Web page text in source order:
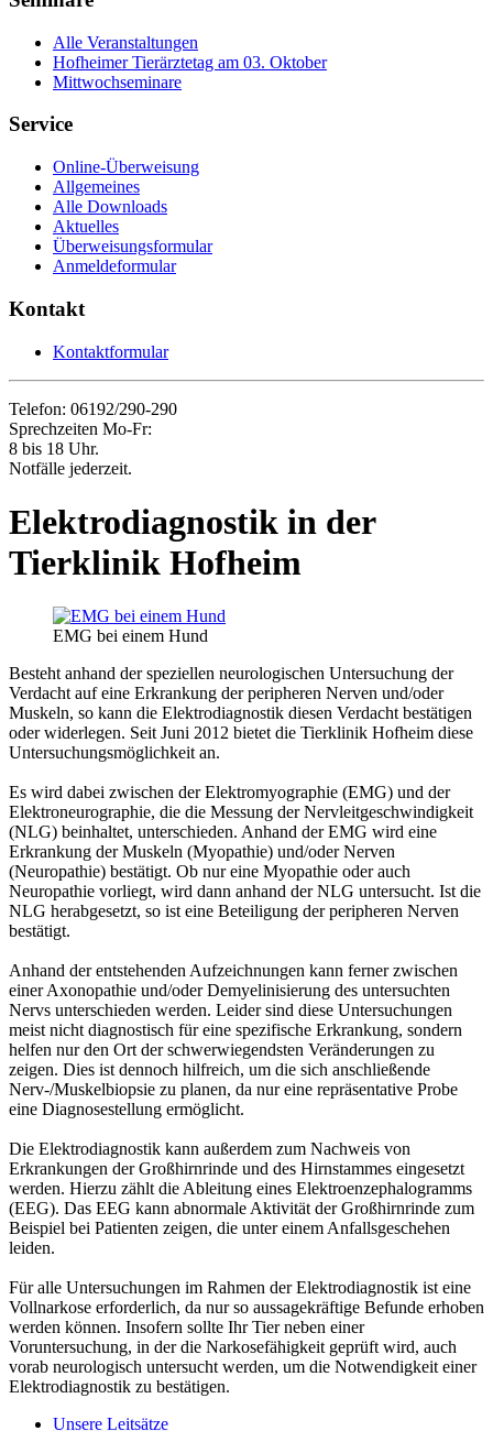
Alle Veranstaltungen
Hofheimer Tierärztetag am 03. Oktober
Mittwochseminare
Service
Online-Überweisung
Allgemeines
Alle Downloads
Aktuelles
Überweisungsformular
Anmeldeformular
Kontakt
Kontaktformular
Telefon: 06192/290-290
Sprechzeiten Mo-Fr:
8 bis 18 Uhr.
Notfälle jederzeit.
Elektrodiagnostik in der
Tierklinik Hofheim
EMG bei einem Hund
Besteht anhand der speziellen neurologischen Untersuchung der
Verdacht auf eine Erkrankung der peripheren Nerven und/oder
Muskeln, so kann die Elektrodiagnostik diesen Verdacht bestätigen
oder widerlegen. Seit Juni 2012 bietet die Tierklinik Hofheim diese
Untersuchungsmöglichkeit an.
Es wird dabei zwischen der Elektromyographie (EMG) und der
Elektroneurographie, die die Messung der Nervleitgeschwindigkeit
(NLG) beinhaltet, unterschieden. Anhand der EMG wird eine
Erkrankung der Muskeln (Myopathie) und/oder Nerven
(Neuropathie) bestätigt. Ob nur eine Myopathie oder auch
Neuropathie vorliegt, wird dann anhand der NLG untersucht. Ist die
NLG herabgesetzt, so ist eine Beteiligung der peripheren Nerven
bestätigt.
Anhand der entstehenden Aufzeichnungen kann ferner zwischen
einer Axonopathie und/oder Demyelinisierung des untersuchten
Nervs unterschieden werden. Leider sind diese Untersuchungen
meist nicht diagnostisch für eine spezifische Erkrankung, sondern
helfen nur den Ort der schwerwiegendsten Veränderungen zu
zeigen. Dies ist dennoch hilfreich, um die sich anschließende
Nerv-/Muskelbiopsie zu planen, da nur eine repräsentative Probe
eine Diagnosestellung ermöglicht.
Die Elektrodiagnostik kann außerdem zum Nachweis von
Erkrankungen der Großhirnrinde und des Hirnstammes eingesetzt
werden. Hierzu zählt die Ableitung eines Elektroenzephalogramms
(EEG). Das EEG kann abnormale Aktivität der Großhirnrinde zum
Beispiel bei Patienten zeigen, die unter einem Anfallsgeschehen
leiden.
Für alle Untersuchungen im Rahmen der Elektrodiagnostik ist eine
Vollnarkose erforderlich, da nur so aussagekräftige Befunde erhoben
werden können. Insofern sollte Ihr Tier neben einer
Voruntersuchung, in der die Narkosefähigkeit geprüft wird, auch
vorab neurologisch untersucht werden, um die Notwendigkeit einer
Elektrodiagnostik zu bestätigen.
Unsere Leitsätze